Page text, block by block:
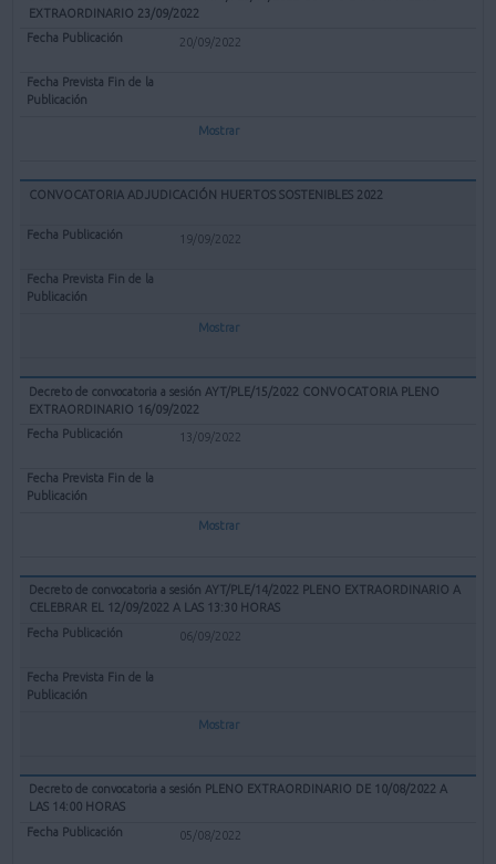
EXTRAORDINARIO 23/09/2022
20/09/2022
Mostrar
CONVOCATORIA ADJUDICACIÓN HUERTOS SOSTENIBLES 2022
19/09/2022
Mostrar
Decreto de convocatoria a sesión AYT/PLE/15/2022 CONVOCATORIA PLENO
EXTRAORDINARIO 16/09/2022
13/09/2022
Mostrar
Decreto de convocatoria a sesión AYT/PLE/14/2022 PLENO EXTRAORDINARIO A
CELEBRAR EL 12/09/2022 A LAS 13:30 HORAS
06/09/2022
Mostrar
Decreto de convocatoria a sesión PLENO EXTRAORDINARIO DE 10/08/2022 A
LAS 14:00 HORAS
05/08/2022